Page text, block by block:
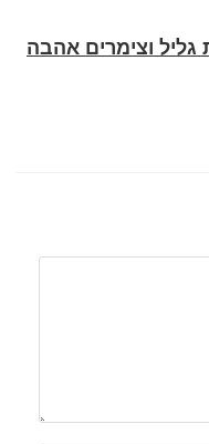
גליל וצימרים אהבה